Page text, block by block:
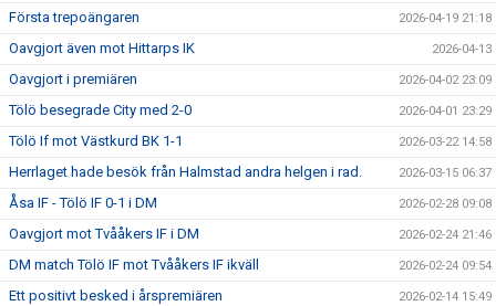
Första trepoängaren 2026-04-19 21:18
Oavgjort även mot Hittarps IK 2026-04-13
Oavgjort i premiären 2026-04-02 23:09
Tölö besegrade City med 2-0 2026-04-01 23:29
Tölö If mot Västkurd BK 1-1 2026-03-22 14:58
Herrlaget hade besök från Halmstad andra helgen i rad. 2026-03-15 06:37
Åsa IF - Tölö IF 0-1 i DM 2026-02-28 09:08
Oavgjort mot Tvååkers IF i DM 2026-02-24 21:46
DM match Tölö IF mot Tvååkers IF ikväll 2026-02-24 09:54
Ett positivt besked i årspremiären 2026-02-14 15:49